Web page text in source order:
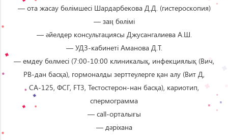
— ота жасау бөлімшесі Шардарбекова Д.Д. (гистероскопия)
— заң бөлімі
— әйелдер консультациясы Джусангалиева А.Ш.
— УДЗ-кабинеті Аманова Д.Т.
— емдеу бөлмесі (7:00-10:00 клиникалық, инфекциялық (Вич,
РВ-дан басқа), гормоналды зерттеулерге қан алу (Вит Д,
СА-125, ФСГ, FT3, Тестостерон-нан басқа), кариотип,
спермограмма
— сall-орталығы
— дәріхана